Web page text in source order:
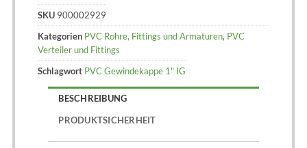
SKU 900002929
Kategorien PVC Rohre, Fittings und Armaturen, PVC
Verteiler und Fittings
Schlagwort PVC Gewindekappe 1" IG
BESCHREIBUNG
PRODUKTSICHERHEIT